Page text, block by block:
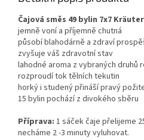
Čajová směs 49 bylin 7x7
jemně voní a příjemně chutná
působí blahodárně a zdraví
zvyšuje váš zdravotní stav
lahodné aroma z vybraných druhů
rozproudí tok tělních tekutin
horký i studený přináší pravý
15 bylin pochází z divokého sběru
Příprava: 1 sáček čaje přelijeme
necháme 2 -3 minuty vyluhovat.